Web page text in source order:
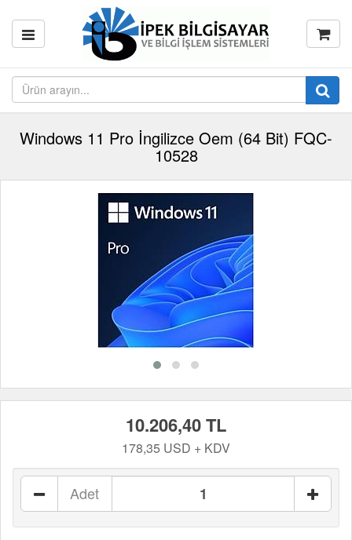
Windows 11 Pro İngilizce Oem (64 Bit) FQC-
10528
10.206,40 TL
178,35 USD + KDV
Adet